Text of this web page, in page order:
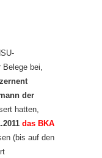
bei,
der
hatten,
das BKA
(bis auf den